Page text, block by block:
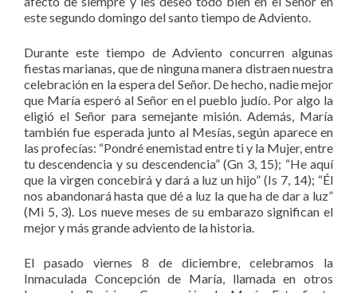
este segundo domingo del santo tiempo de Adviento.
Durante este tiempo de Adviento concurren algunas
fiestas marianas, que de ninguna manera distraen nuestra
celebración en la espera del Señor. De hecho, nadie mejor
que María esperó al Señor en el pueblo judío. Por algo la
eligió el Señor para semejante misión. Además, María
también fue esperada junto al Mesías, según aparece en
las profecías: “Pondré enemistad entre ti y la Mujer, entre
tu descendencia y su descendencia” (Gn 3, 15); “He aquí
que la virgen concebirá y dará a luz un hijo” (Is 7, 14); “Él
nos abandonará hasta que dé a luz la que ha de dar a luz”
(Mi 5, 3). Los nueve meses de su embarazo significan el
mejor y más grande adviento de la historia.
El pasado viernes 8 de diciembre, celebramos la
Inmaculada Concepción de María, llamada en otros